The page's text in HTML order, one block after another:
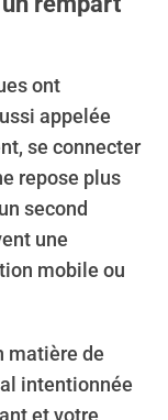
ont
appelée
se connecter
repose plus
second
une
mobile ou
matière de
intentionnée
et votre